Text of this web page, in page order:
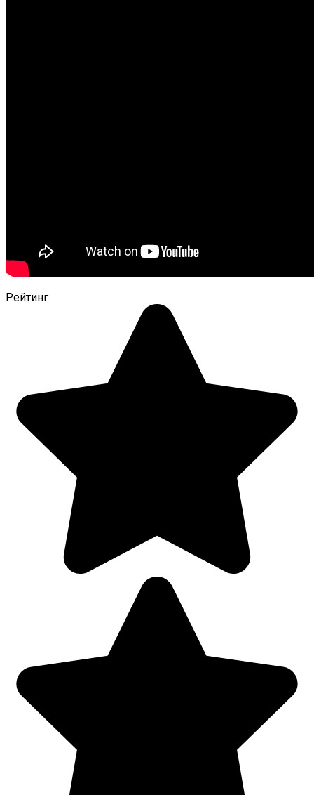
Рейтинг